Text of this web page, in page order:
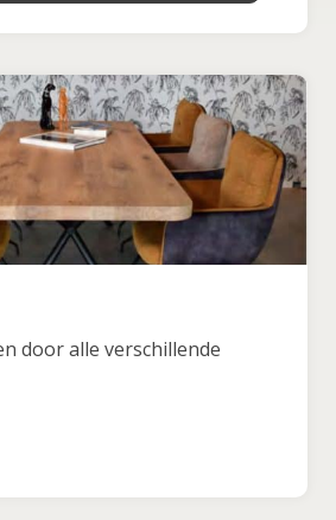
door alle verschillende